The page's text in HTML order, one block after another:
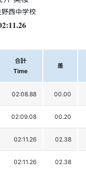
野西中学校
合計
Time
差
02:08.88 00.00
02:09.08 00.20
02:11.26 02.38
02:11.26 02.38